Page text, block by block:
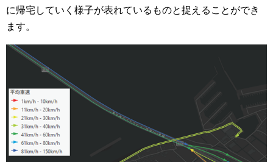
に帰宅していく様子が表れているものと捉えることができ
ます。